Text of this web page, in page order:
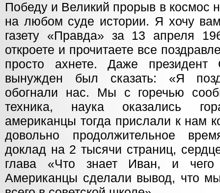
Победу и Великий прорыв в космос
на любом суде истории. Я хочу
газету «Правда» за 13 апреля
откроете и прочитаете все
просто ахнете. Даже
вынужден был сказать: «Я
обогнали нас. Мы с горечью
техника, наука оказались
американцы тогда прислали к нам
довольно продолжительное
доклад на 2 тысячи страниц,
глава «Что знает Иван, и
Американцы сделали вывод, что